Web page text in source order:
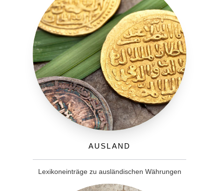
Ausland
Lexikoneinträge zu ausländischen Währungen